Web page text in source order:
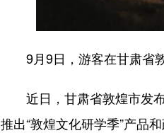
9月9日，游客在甘肃省敦
近日，甘肃省敦煌市发布
推出“敦煌文化研学季”产品